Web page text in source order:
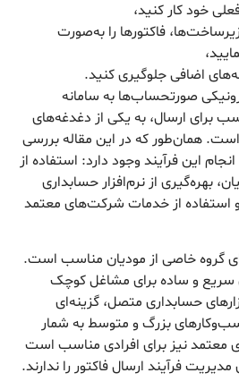
خود کار کنید،
فاکتورها را به‌صورت
اضافی جلوگیری کنید.
صورتحساب‌ها به سامانه
برای ارسال، به یکی از دغدغه‌های
همان‌طور که در این مقاله بررسی
این فرآیند وجود دارد: استفاده از
بهره‌گیری از نرم‌افزار حسابداری
استفاده از خدمات شرکت‌های معتمد
گروه خاصی از مودیان مناسب است.
سریع و ساده برای مشاغل کوچک
حسابداری متصل، گزینه‌ای
بزرگ و متوسط به شمار
نیز برای افرادی مناسب است
فرآیند ارسال فاکتور را ندارند.